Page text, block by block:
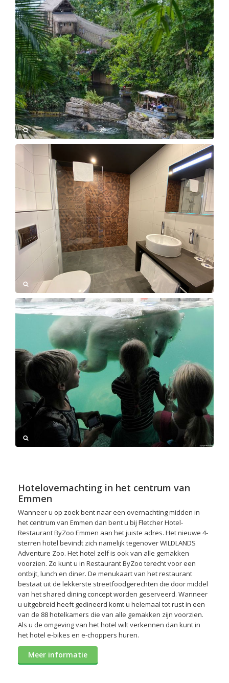
Hotelovernachting in het centrum van
Emmen
Wanneer u op zoek bent naar een overnachting midden in
het centrum van Emmen dan bent u bij Fletcher Hotel-
Restaurant ByZoo Emmen aan het juiste adres. Het nieuwe 4-
sterren hotel bevindt zich namelijk tegenover WILDLANDS
Adventure Zoo. Het hotel zelf is ook van alle gemakken
voorzien. Zo kunt u in Restaurant ByZoo terecht voor een
ontbijt, lunch en diner. De menukaart van het restaurant
bestaat uit de lekkerste streetfoodgerechten die door middel
van het shared dining concept worden geserveerd. Wanneer
u uitgebreid heeft gedineerd komt u helemaal tot rust in een
van de 88 hotelkamers die van alle gemakken zijn voorzien.
Als u de omgeving van het hotel wilt verkennen dan kunt in
het hotel e-bikes en e-choppers huren.
Meer informatie